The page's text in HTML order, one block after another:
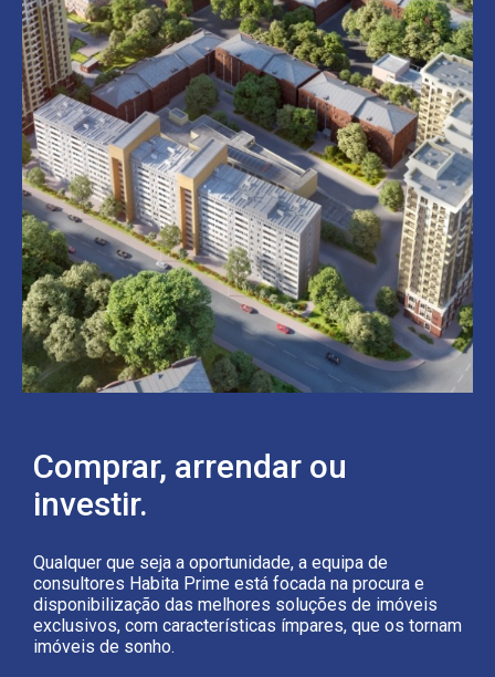
Comprar, arrendar ou
investir.
Qualquer que seja a oportunidade, a equipa de
consultores Habita Prime está focada na procura e
disponibilização das melhores soluções de imóveis
exclusivos, com características ímpares, que os tornam
imóveis de sonho.